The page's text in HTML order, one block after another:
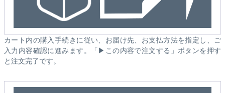
カート内の購入手続きに従い、お届け先、お支払方法を指定し、ご
入力内容確認に進みます。「▶この内容で注文する」ボタンを押す
と注文完了です。